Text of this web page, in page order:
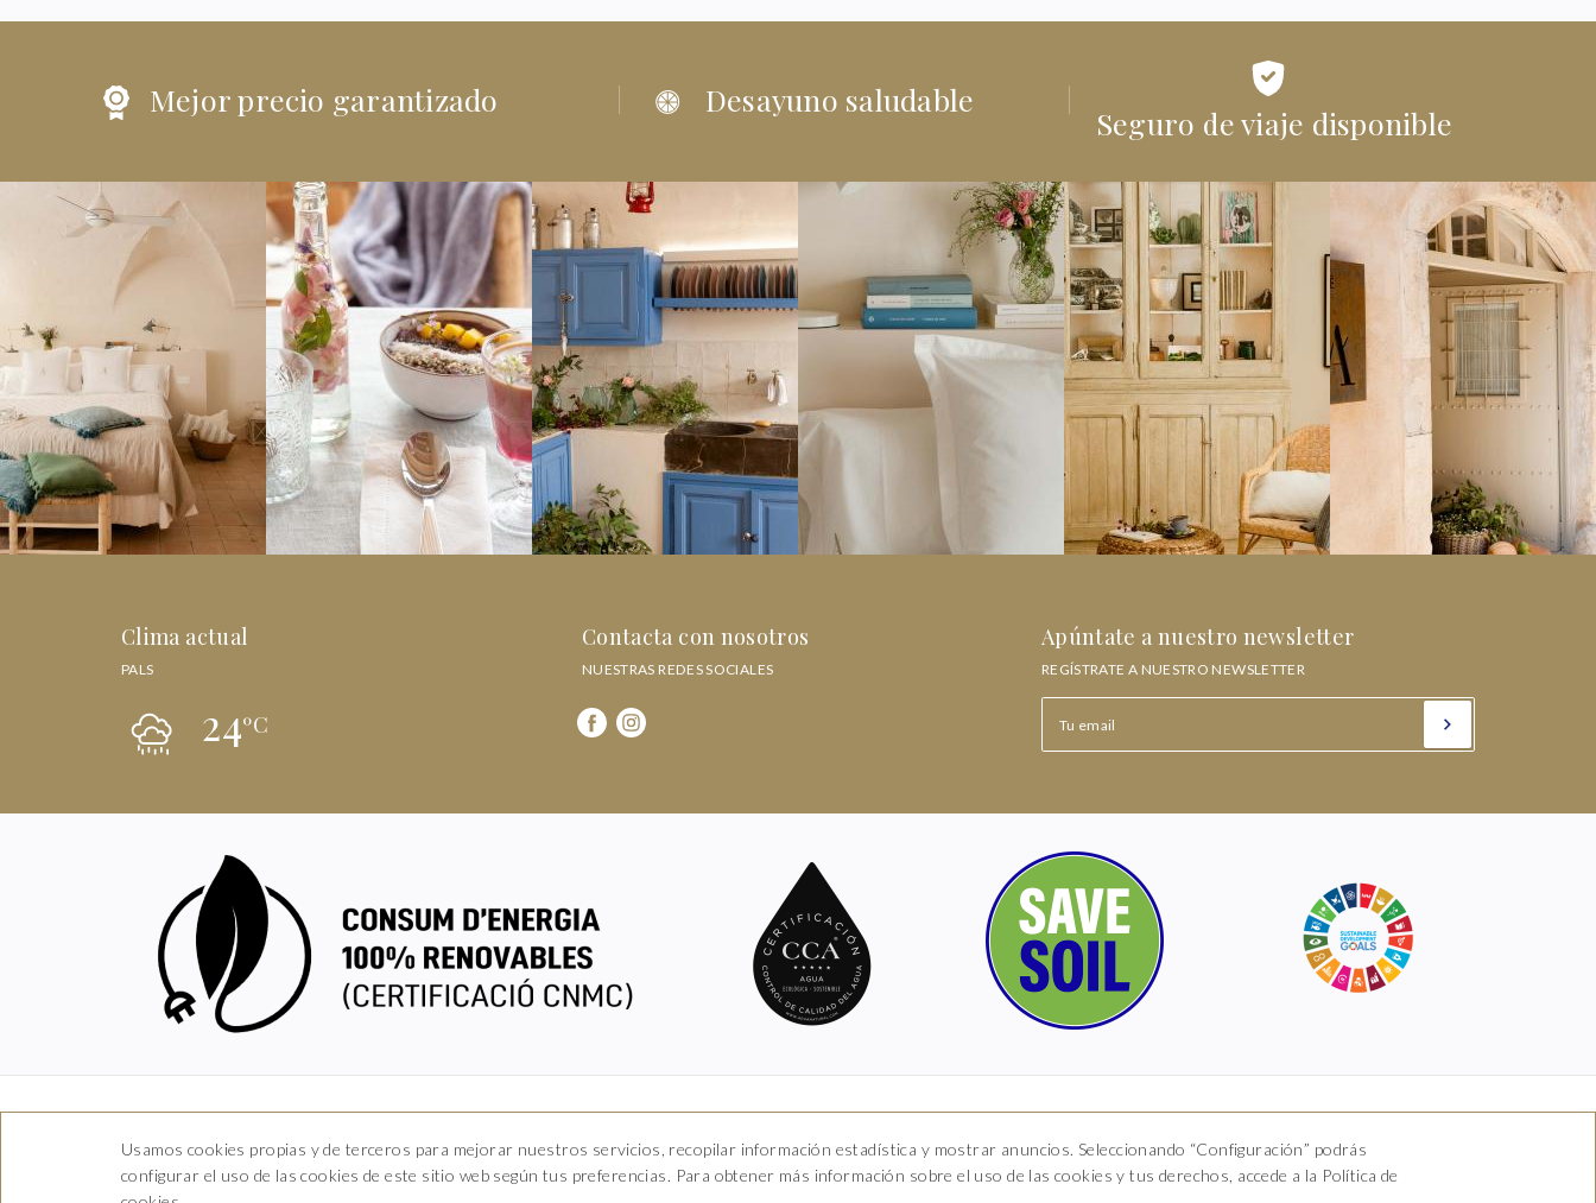
Mejor precio garantizado Desayuno saludable
Seguro de viaje disponible
Clima actual
PALS
24ºC
Contacta con nosotros
NUESTRAS REDES SOCIALES
Apúntate a nuestro newsletter
REGÍSTRATE A NUESTRO NEWSLETTER
Hotel Boutique Arkhé de Pals
Carrer del Raval 5, 17256 Pals, GironaT. 681 035 739 info@arkhedepals.com
Usamos cookies propias y de terceros para mejorar nuestros servicios, recopilar información estadística y mostrar anuncios. Seleccionando “Configuración” podrás
configurar el uso de las cookies de este sitio web según tus preferencias. Para obtener más información sobre el uso de las cookies y tus derechos, accede a la Política de